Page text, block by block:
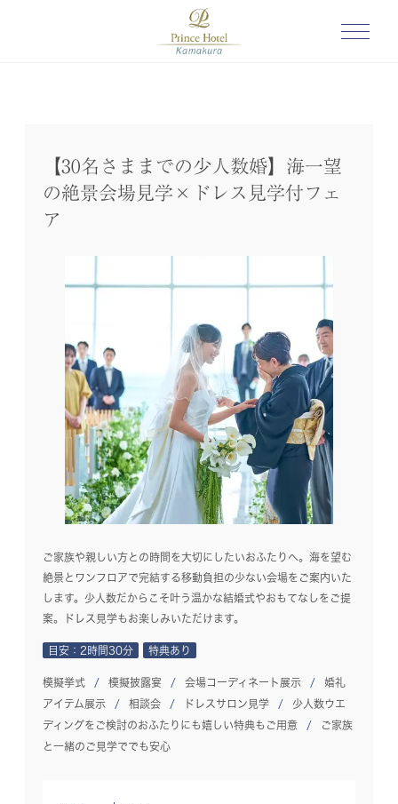
【30名さままでの少人数婚】海一望
の絶景会場見学×ドレス見学付フェ
ア
ご家族や親しい方との時間を大切にしたいおふたりへ。海を望む
絶景とワンフロアで完結する移動負担の少ない会場をご案内いた
します。少人数だからこそ叶う温かな結婚式やおもてなしをご提
案。ドレス見学もお楽しみいただけます。
目安：2時間30分 特典あり
模擬挙式 模擬披露宴 会場コーディネート展示
婚礼
アイテム展示
相談会 ドレスサロン見学
少人数ウエ
ディングをご検討のおふたりにも嬉しい特典もご用意
ご家族
と一緒のご見学ででも安心